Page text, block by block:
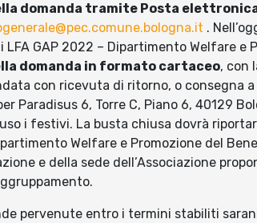
domanda tramite Posta
.
LFA GAP 2022 – Dipartimento Welfare e
domanda in formato cartaceo, con
con ricevuta di ritorno, o consegna
Paradisus 6, Torre C, Piano 6, 40129
i festivi. La busta chiusa dovrà
Welfare e Promozione del
e della sede dell’Associazione
pervenute entro i termini stabiliti